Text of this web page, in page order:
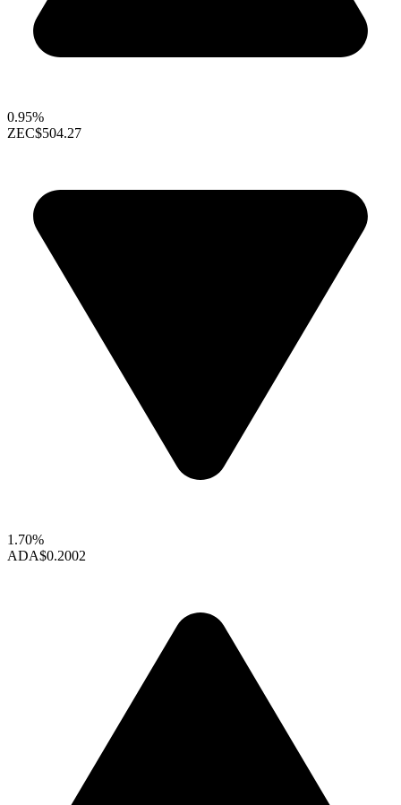
0.95%
ZEC$504.27
1.70%
ADA$0.2002